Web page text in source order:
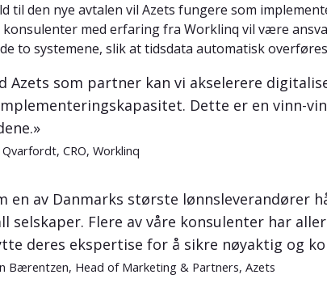
til den nye avtalen vil Azets fungere som
konsulenter med erfaring fra Worklinq vil være
to systemene, slik at tidsdata automatisk
Azets som partner kan vi akselerere
Dette er en vinn-
Qvarfordt, CRO, Worklinq
en av Danmarks største
selskaper. Flere av våre konsulenter har
deres ekspertise for å sikre nøyaktig og
Bærentzen, Head of Marketing & Partners, Azets